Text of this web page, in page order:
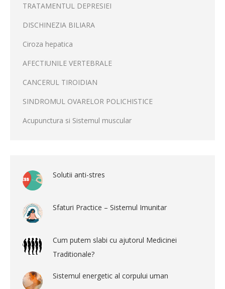
TRATAMENTUL DEPRESIEI
DISCHINEZIA BILIARA
Ciroza hepatica
AFECTIUNILE VERTEBRALE
CANCERUL TIROIDIAN
SINDROMUL OVARELOR POLICHISTICE
Acupunctura si Sistemul muscular
Solutii anti-stres
Sfaturi Practice – Sistemul Imunitar
Cum putem slabi cu ajutorul Medicinei
Traditionale?
Sistemul energetic al corpului uman